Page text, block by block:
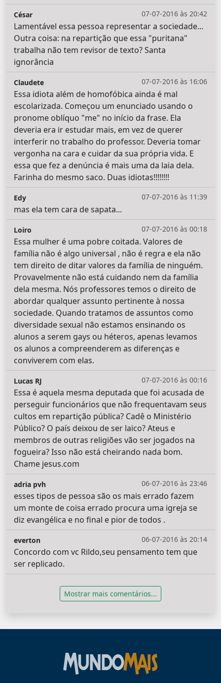
07-07-2016 às 20:42
César
Lamentável essa pessoa representar a sociedade...
Outra coisa: na repartição que essa "puritana"
trabalha não tem revisor de texto? Santa
ignorância
07-07-2016 às 16:06
Claudete
Essa idiota além de homofóbica ainda é mal
escolarizada. Começou um enunciado usando o
pronome oblíquo "me" no início da frase. Ela
deveria era ir estudar mais, em vez de querer
interferir no trabalho do professor. Deveria tomar
vergonha na cara e cuidar da sua própria vida. E
essa que fez a denúncia é mais uma da laia dela.
Farinha do mesmo saco. Duas idiotas!!!!!!!!
07-07-2016 às 11:39
Edy
mas ela tem cara de sapata...
07-07-2016 às 00:18
Loiro
Essa mulher é uma pobre coitada. Valores de
família não é algo universal , não é regra e ela não
tem direito de ditar valores da família de ninguém.
Provavelmente não está cuidando nem da família
dela mesma. Nós professores temos o direito de
abordar qualquer assunto pertinente à nossa
sociedade. Quando tratamos de assuntos como
diversidade sexual não estamos ensinando os
alunos a serem gays ou héteros, apenas levamos
os alunos a compreenderem as diferenças e
conviverem com elas.
07-07-2016 às 00:16
Lucas RJ
Essa é aquela mesma deputada que foi acusada de
perseguir funcionários que não frequentavam seus
cultos em repartição pública? Cadê o Ministério
Público? O país deixou de ser laico? Ateus e
membros de outras religiões vão ser jogados na
fogueira? Isso não está cheirando nada bom.
Chame jesus.com
06-07-2016 às 23:46
adria pvh
esses tipos de pessoa são os mais errado fazem
um monte de coisa errado procura uma igreja se
diz evangélica e no final e pior de todos .
06-07-2016 às 20:14
everton
Concordo com vc Rildo,seu pensamento tem que
ser replicado.
Mostrar mais comentários...